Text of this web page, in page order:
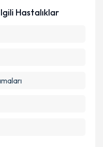
Hastalıklar